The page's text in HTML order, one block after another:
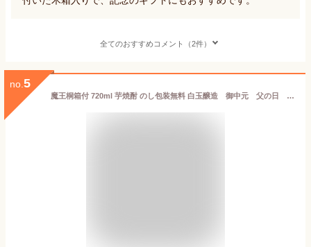
全てのおすすめコメント（2件）
no. 5
魔王桐箱付 720ml 芋焼酎 のし包装無料 白玉醸造 御中元 父の日 ギフト 贈答